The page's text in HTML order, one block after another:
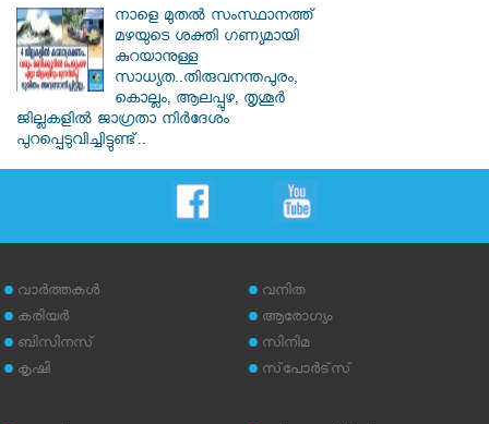
നാളെ മുതൽ സംസ്ഥാനത്ത്
മഴയുടെ ശക്തി ഗണ്യമായി
കുറയാനുള്ള
സാധ്യത..തിരുവനന്തപുരം,
കൊല്ലം, ആലപ്പുഴ, തൃശൂർ
ജില്ലകളിൽ ജാഗ്രതാ നിർദേശം
പുറപ്പെടുവിച്ചിട്ടുണ്ട്..
വാര്‍ത്തകള്‍
കരിയര്‍
ബിസിനസ്
കൃഷി
വനിത
ആരോഗ്യം
സിനിമ
സ്‌പോര്‍ട്‌സ്